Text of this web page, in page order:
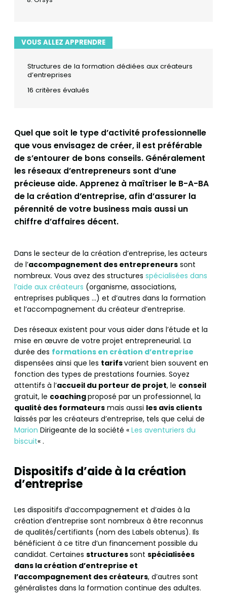
VOUS ALLEZ APPRENDRE
Structures de la formation dédiées aux créateurs
d’entreprises
16 critères évalués
Quel que soit le type d’activité professionnelle
que vous envisagez de créer, il est préférable
de s’entourer de bons conseils. Généralement
les réseaux d’entrepreneurs sont d’une
précieuse aide. Apprenez à maîtriser le B-A-BA
de la création d’entreprise, afin d’assurer la
pérennité de votre business mais aussi un
chiffre d’affaires décent.
Dans le secteur de la création d’entreprise, les acteurs
de l’accompagnement des entrepreneurs sont
nombreux. Vous avez des structures spécialisées dans
l’aide aux créateurs (organisme, associations,
entreprises publiques …) et d’autres dans la formation
et l’accompagnement du créateur d’entreprise.
Des réseaux existent pour vous aider dans l’étude et la
mise en œuvre de votre projet entrepreneurial. La
durée des formations en création d’entreprise
dispensées ainsi que les tarifsvarient bien souvent en
fonction des types de prestations fournies. Soyez
attentifs à l’accueil du porteur de projet, le conseil
gratuit, le coachingproposé par un professionnel, la
qualité des formateurs mais aussi les avis clients
laissés par les créateurs d’entreprise, tels que celui de
Marion Dirigeante de la société « Les aventuriers du
biscuit« .
Dispositifs d’aide à la création
d’entreprise
Les dispositifs d’accompagnement et d’aides à la
création d’entreprise sont nombreux à être reconnus
de qualités/certifiants (nom des Labels obtenus). Ils
bénéficient à ce titre d’un financement possible du
candidat. Certaines structuressont spécialisées
dans la création d’entreprise et
l’accompagnement des créateurs, d’autres sont
généralistes dans la formation continue des adultes.